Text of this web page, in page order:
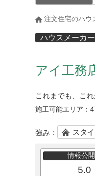
注文住宅のハウ
ハウスメーカー
アイ工務
これまでも、こ
施工可能エリア：
強み： スタ
情報公
5.0